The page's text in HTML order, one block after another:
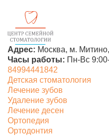
Адрес: Москва, м. Митино,
Часы работы: Пн-Вс
84994441842
Детская стоматология
Лечение зубов
Удаление зубов
Лечение десен
Ортопедия
Ортодонтия